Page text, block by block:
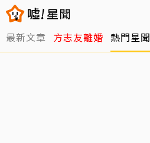
最新文章 方志友離婚 熱門星聞